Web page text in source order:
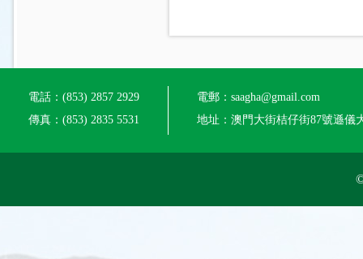
電話：(853) 2857 2929
傳真：(853) 2835 5531
電郵：saagha@gmail.com
地址：澳門大街桔仔街87號遜儀